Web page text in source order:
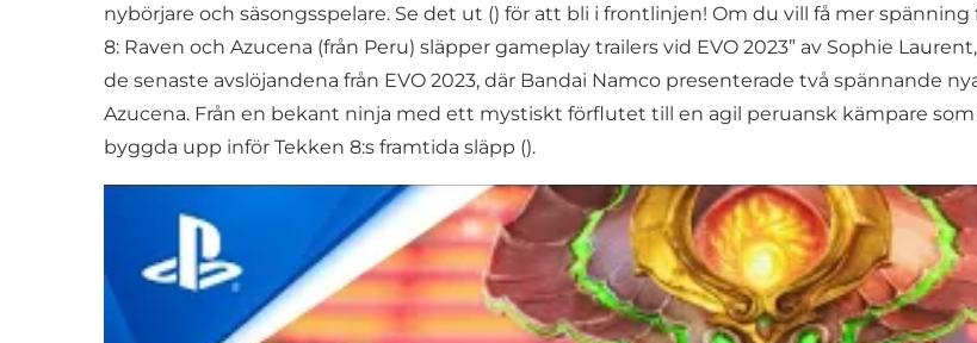
nybörjare och säsongsspelare. Se det ut () för att bli i frontlinjen! Om du vill få mer
8: Raven och Azucena (från Peru) släpper gameplay trailers vid EVO 2023” av Sophie
de senaste avslöjandena från EVO 2023, där Bandai Namco presenterade två spännande
Azucena. Från en bekant ninja med ett mystiskt förflutet till en agil peruansk kämpare
byggda upp inför Tekken 8:s framtida släpp ().